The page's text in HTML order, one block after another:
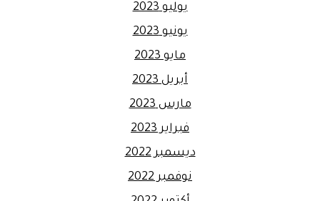
يوليو 2023
يونيو 2023
مايو 2023
أبريل 2023
مارس 2023
فبراير 2023
ديسمبر 2022
نوفمبر 2022